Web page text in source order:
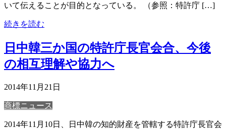
いて伝えることが目的となっている。 （参照：特許庁 […]
続きを読む
日中韓三か国の特許庁長官会合、今後
の相互理解や協力へ
2014年11月21日
商標ニュース
2014年11月10日、日中韓の知的財産を管轄する特許庁長官会